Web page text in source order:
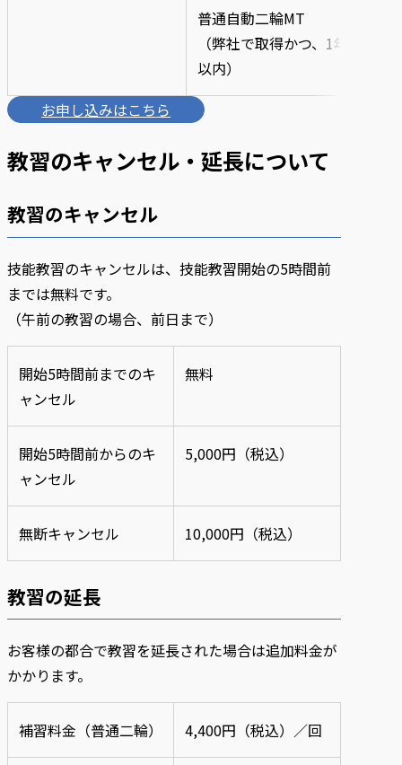
普通自動二輪MT
（弊社で取得かつ、1年
以内）
お申し込みはこちら
教習のキャンセル・延長について
教習のキャンセル
技能教習のキャンセルは、技能教習開始の5時間前
までは無料です。
（午前の教習の場合、前日まで）
開始5時間前までのキ
ャンセル
無料
開始5時間前からのキ
ャンセル
5,000円（税込）
無断キャンセル 10,000円（税込）
教習の延長
お客様の都合で教習を延長された場合は追加料金が
かかります。
補習料金（普通二輪） 4,400円（税込）／回